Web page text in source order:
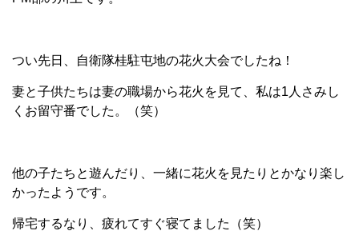
つい先日、自衛隊桂駐屯地の花火大会でしたね！
妻と子供たちは妻の職場から花火を見て、私は1人さみし
くお留守番でした。（笑）
他の子たちと遊んだり、一緒に花火を見たりとかなり楽し
かったようです。
帰宅するなり、疲れてすぐ寝てました（笑）